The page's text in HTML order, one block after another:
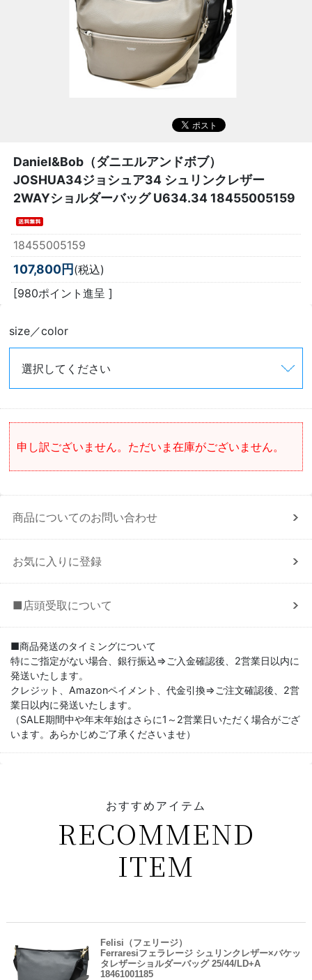
Daniel&Bob（ダニエルアンドボブ）
JOSHUA34ジョシュア34 シュリンクレザー
2WAYショルダーバッグ U634.34 18455005159
18455005159
107,800円(税込)
[980ポイント進呈 ]
size／color
申し訳ございません。ただいま在庫がございません。
商品についてのお問い合わせ
お気に入りに登録
■店頭受取について
■商品発送のタイミングについて
特にご指定がない場合、銀行振込⇒ご入金確認後、2営業日以内に
発送いたします。
クレジット、Amazonペイメント、代金引換⇒ご注文確認後、2営
業日以内に発送いたします。
（SALE期間中や年末年始はさらに1～2営業日いただく場合がござ
います。あらかじめご了承くださいませ）
おすすめアイテム
RECOMMEND
ITEM
Felisi（フェリージ）
Ferraresiフェラレージ シュリンクレザー×バケッ
タレザーショルダーバッグ 25/44/LD+A
18461001185